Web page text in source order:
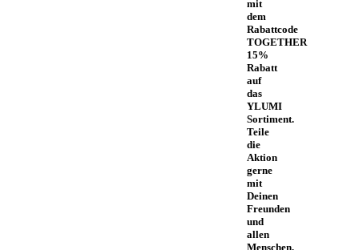
mit
dem
Rabattcode
TOGETHER
15%
Rabatt
auf
das
YLUMI
Sortiment.
Teile
die
Aktion
gerne
mit
Deinen
Freunden
und
allen
Menschen,